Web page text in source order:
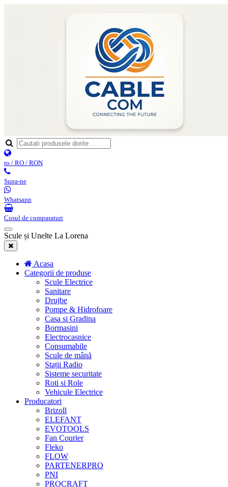
ro / RO / RON
Suna-ne
Whatsapp
Cosul de cumparaturi
Scule și Unelte La Lorena
Acasa
Categorii de produse
Scule Electrice
Sanitare
Drujbe
Pompe & Hidrofoare
Casa si Gradina
Bormasini
Electrocasnice
Consumabile
Scule de mână
Stații Radio
Sisteme securitate
Roti si Role
Vehicule Electrice
Producatori
Brizoll
ELEFANT
EVOTOOLS
Fan Courier
Fleko
FLOW
PARTENERPRO
PNI
PROCRAFT